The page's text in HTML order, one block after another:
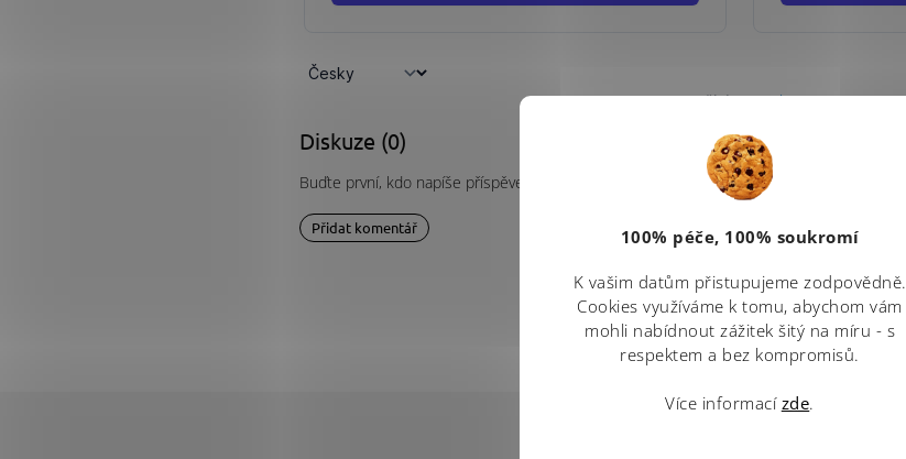
100% péče, 100% soukromí
K vašim datům přistupujeme zodpovědně.
Cookies využíváme k tomu, abychom vám
mohli nabídnout zážitek šitý na míru - s
respektem a bez kompromisů.
Více informací zde.
PoužívámeRetino
Diskuze (0)
Buďte první, kdo napíše příspěvek k této položce.
Přidat komentář